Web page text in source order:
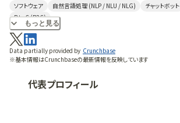
ソフトウェア
自然言語処理 (NLP / NLU / NLG) チャットボット
B to C (B2C)
もっと見る
Data partially provided by Crunchbase
※基本情報はCrunchbaseの最新情報を反映しています
代表プロフィール